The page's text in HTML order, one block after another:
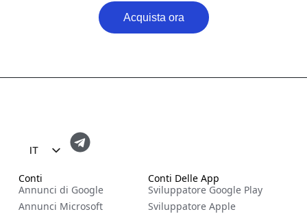
Acquista ora
IT
EN
FR
Conti
Annunci di Google
Annunci Microsoft
Conti Delle App
Sviluppatore Google Play
Sviluppatore Apple